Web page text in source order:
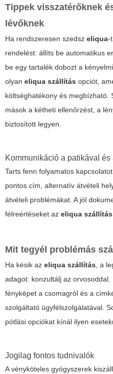
Tippek visszatérőknek
lévőknek
Ha rendszeresen szedsz eliqua-
rendelést: állíts be automatikus
be egy tartalék dobozt a
olyan eliqua szállítás opciót,
költséghatékony és megbízható.
mások a kétheti ellenőrzést; a
biztosított legyen.
Kommunikáció a patikával és
Tarts fenn folyamatos
pontos cím, alternatív átvételi
átvételi problémákat. A jól
félreértéseket az eliqua szállítás
Mit tegyél problémás
Ha késik az eliqua szállítás, a
adagot: konzultálj az
fényképet a csomagról és a
szolgáltató ügyfélszolgálatával.
pótlási opciókat kínál ilyen
Jogilag fontos tudnivalók
A vényköteles gyógyszerek